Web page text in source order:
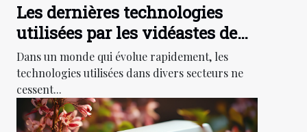
Les dernières technologies
utilisées par les vidéastes de
mariage
Dans un monde qui évolue rapidement, les
technologies utilisées dans divers secteurs ne
cessent...